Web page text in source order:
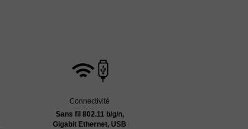
Connectivité
Sans fil 802.11 b/g/n,
Gigabit Ethernet, USB